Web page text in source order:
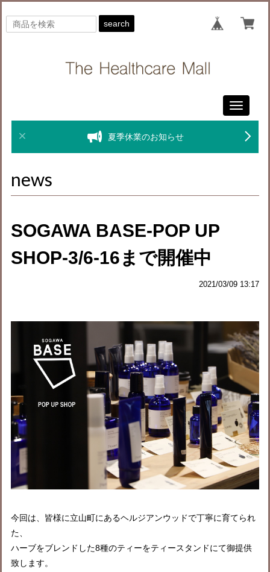
search
Toggle
夏季休業のお知らせ
news
SOGAWA BASE-POP UP
SHOP-3/6-16まで開催中
2021/03/09 13:17
今回は、皆様に立山町にあるヘルジアンウッドで丁寧に育てられ
た、
ハーブをブレンドした8種のティーをティースタンドにて御提供
致します。